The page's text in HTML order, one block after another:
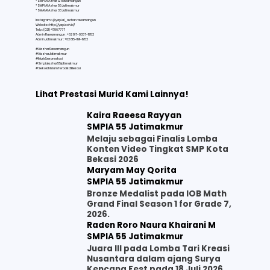
* SMPI Al Azhar 55 Jatimakmur
* SMAI Al Azhar 33 Jatimakmur
Instagram : @yapi.al_azhar.rawamangun
Website :http://yapi.sch.id/
Telp : (021) 47867777
Admin Rawamangun : +62 817-0337-1952
Admin Jatimakmur : +62 815-1191-1952
#AlazharRawamangun
#AlazharJatimakmur
#Muridberprestasi
#Smpialazhar55jatimakmur
#SekolahIslamTerbaikdiBekasi
Lihat Prestasi Murid Kami Lainnya!
Kaira Raeesa Rayyan
SMPIA 55 Jatimakmur
Melaju sebagai Finalis Lomba
Konten Video Tingkat SMP Kota
Bekasi 2026
Maryam May Qorita
SMPIA 55 Jatimakmur
Bronze Medalist pada IOB Math
Grand Final Season 1 for Grade 7,
2026.
Raden Roro Naura Khairani M
SMPIA 55 Jatimakmur
Juara III pada Lomba Tari Kreasi
Nusantara dalam ajang Surya